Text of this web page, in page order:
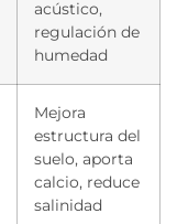
acústico,
regulación de
humedad
Mejora
estructura del
suelo, aporta
calcio, reduce
salinidad